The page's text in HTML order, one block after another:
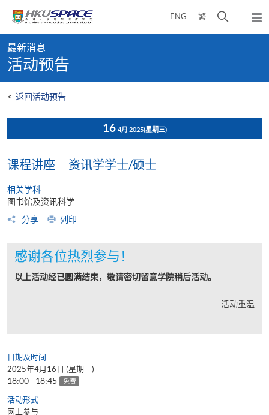
content
ENG 繁
开
弹
出
content
start
最新消息
活动预告
< 返回活动预告
16 4月 2025(星期三)
课程讲座 -- 资讯学学士/硕士
相关学科
图书馆及资讯科学
分享
列印
感谢各位热烈参与！
以上活动经已圆满结束，敬请密切留意学院稍后活动。
活动重温
日期及时间
2025年4月16日 (星期三)
18:00 - 18:45 免费
活动形式
网上参与